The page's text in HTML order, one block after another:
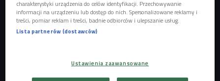
- Obecnie banki kierują się w stronę bankowości
internetowej, ponieważ jest to coraz bardziej opłacalne i
przyciąga klientów – mówił w Czwórce
Maciej Ziarek
Rosnąca ilość osób będących w zasięgu sieci, ale też
charakterystyki urządzenia do celów identyfikacji. Przechowywanie
informacji na urządzeniu lub dostęp do nich. Spersonalizowane reklamy i
treści, pomiar reklam i treści, badnie odbiorców i ulepszanie usług.
Lista partnerów (dostawców)
Ustawienia zaawansowane